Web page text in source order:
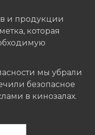
и продукции
которая
мы убрали
безопасное
в кинозалах.